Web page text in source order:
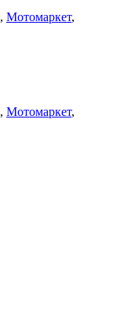
, Мотомаркет,
, Мотомаркет,